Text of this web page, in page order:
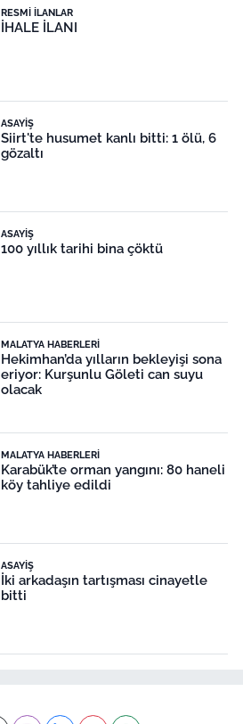
RESMI İLANLAR
İHALE İLANI
ASAYIŞ
Siirt'te husumet kanlı bitti: 1 ölü, 6
gözaltı
ASAYIŞ
100 yıllık tarihi bina çöktü
MALATYA HABERLERI
Hekimhan’da yılların bekleyişi sona
eriyor: Kurşunlu Göleti can suyu
olacak
MALATYA HABERLERI
Karabük’te orman yangını: 80 haneli
köy tahliye edildi
ASAYIŞ
İki arkadaşın tartışması cinayetle
bitti